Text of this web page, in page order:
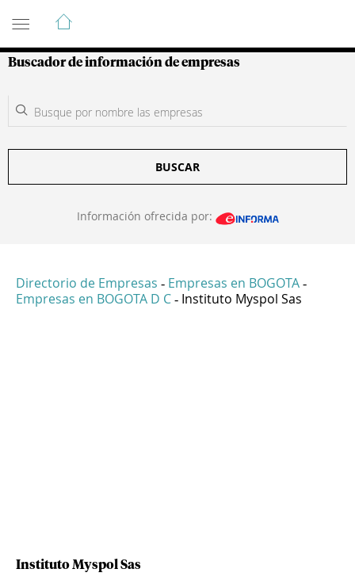
Guía de Empresas Colombianas
Buscador de información de empresas
BUSCAR
Información ofrecida por:
Directorio de Empresas - Empresas en BOGOTA -
Empresas en BOGOTA D C - Instituto Myspol Sas
Instituto Myspol Sas